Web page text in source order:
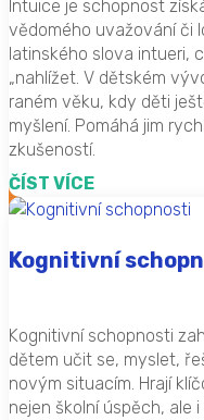
Intuice je schopnost
vědomého uvažování či
latinského slova intueri,
„nahlížet. V dětském
raném věku, kdy děti
myšlení. Pomáhá jim
zkušeností.
ČÍST VÍCE
Kognitivní
Kognitivní schopnosti
dětem učit se, myslet,
novým situacím. Hrají
nejen školní úspěch, ale